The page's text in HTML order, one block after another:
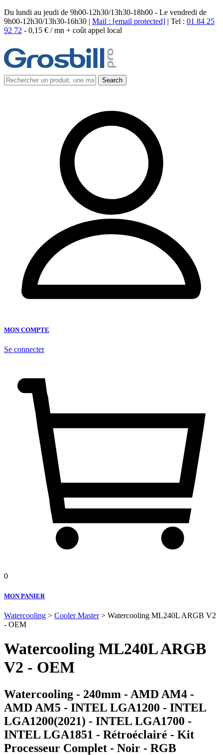
Du lundi au jeudi de 9h00-12h30/13h30-18h00 - Le vendredi de
9h00-12h30/13h30-16h30 | Mail : [email protected] | Tel : 01 84 25
92 72 - 0,15 € / mn + coût appel local
MON COMPTE
Se connecter
0
MON PANIER
Watercooling > Cooler Master> Watercooling ML240L ARGB V2
- OEM
Watercooling ML240L ARGB
V2 - OEM
Watercooling - 240mm - AMD AM4 -
AMD AM5 - INTEL LGA1200 - INTEL
LGA1200(2021) - INTEL LGA1700 -
INTEL LGA1851 - Rétroéclairé - Kit
Processeur Complet - Noir - RGB